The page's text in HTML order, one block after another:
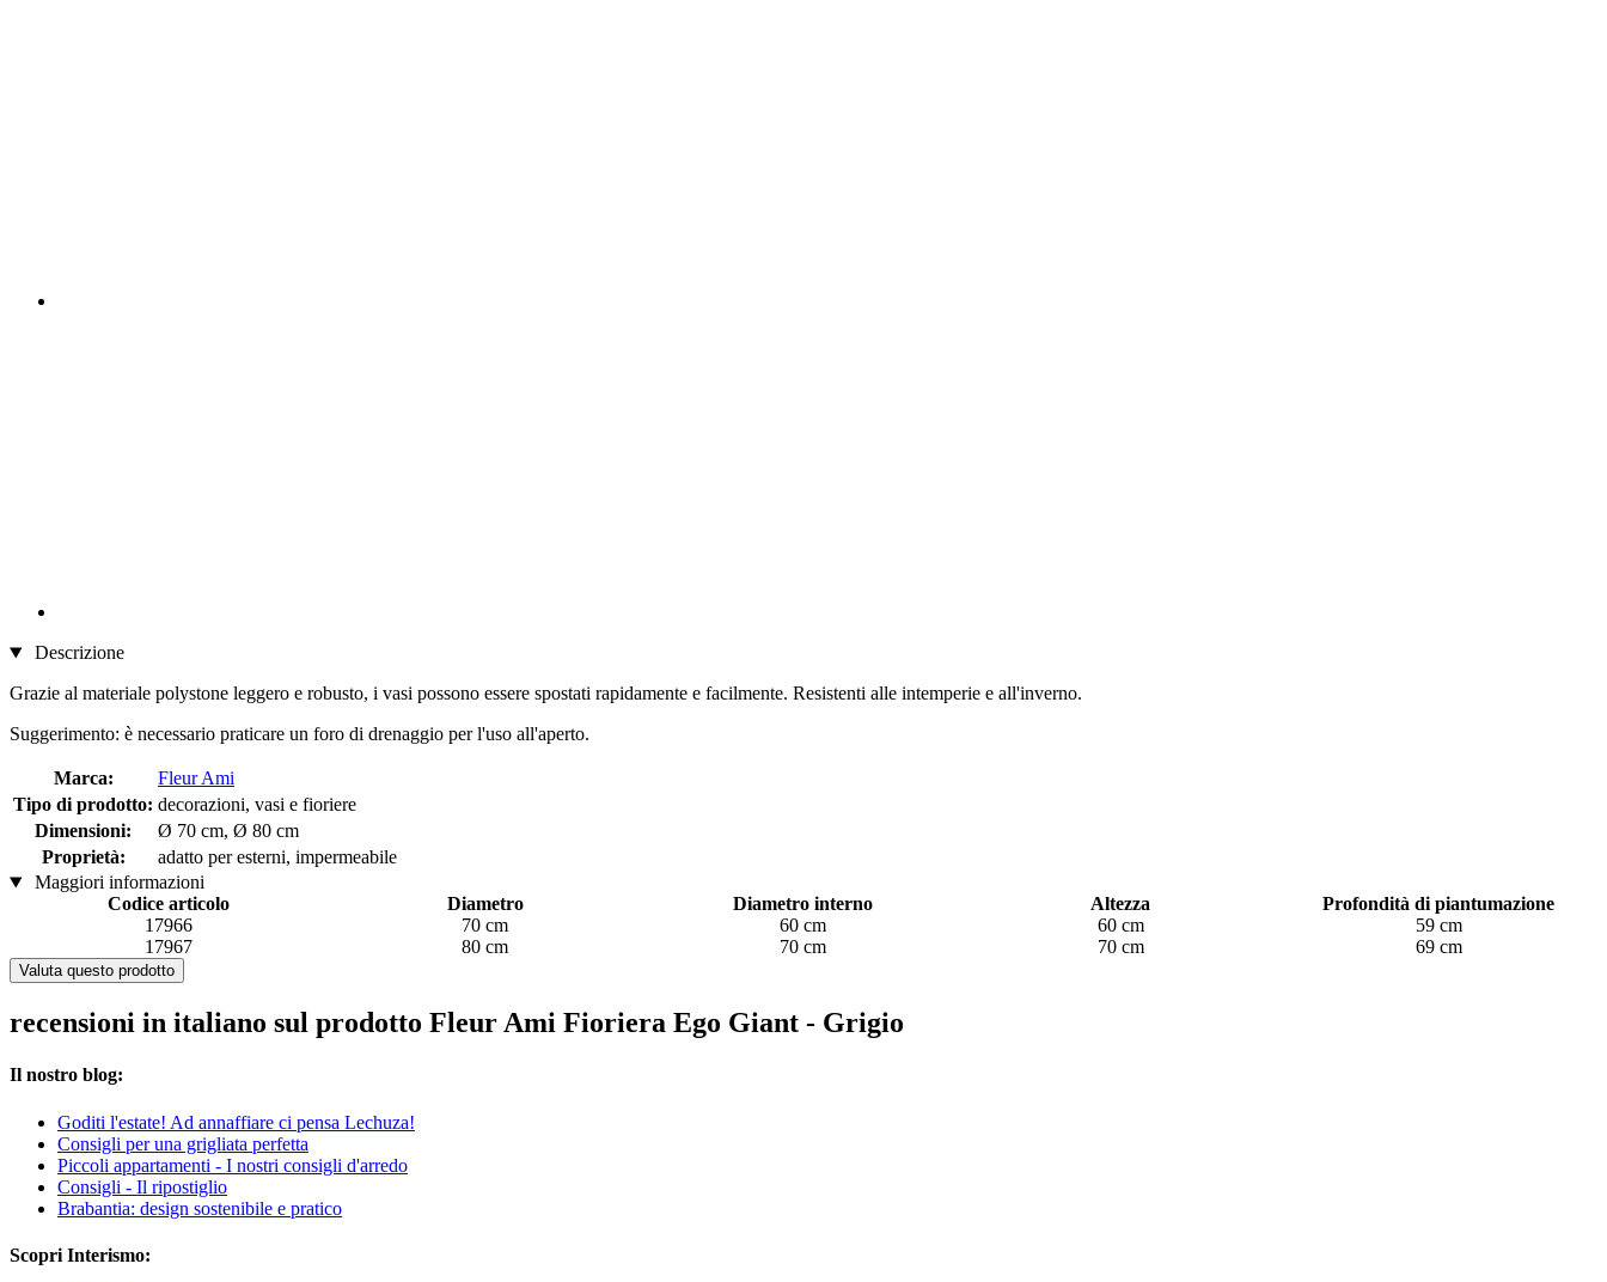
Descrizione
Grazie al materiale polystone leggero e robusto, i vasi possono essere spostati rapidamente e facilmente. Resistenti alle intemperie e all'inverno.
Suggerimento: è necessario praticare un foro di drenaggio per l'uso all'aperto.
Marca:
Fleur Ami
Tipo di prodotto: decorazioni, vasi e fioriere
Dimensioni:
Ø 70 cm, Ø 80 cm
Proprietà:
adatto per esterni, impermeabile
Maggiori informazioni
Codice articolo
Diametro Diametro interno Altezza
Profondità di piantumazione
17966
70 cm 60 cm 60 cm
59 cm
17967
80 cm 70 cm 70 cm 69 cm
Valuta questo prodotto
recensioni in italiano sul prodotto Fleur Ami Fioriera Ego Giant - Grigio
Il nostro blog:
Goditi l'estate! Ad annaffiare ci pensa Lechuza!
Consigli per una grigliata perfetta
Piccoli appartamenti - I nostri consigli d'arredo
Consigli - Il ripostiglio
Brabantia: design sostenibile e pratico
Scopri Interismo: